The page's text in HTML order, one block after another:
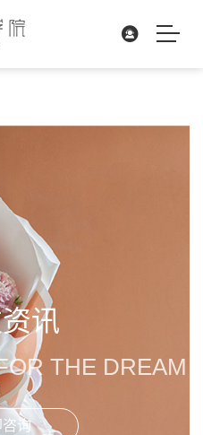
讯
THE DREAM
咨询